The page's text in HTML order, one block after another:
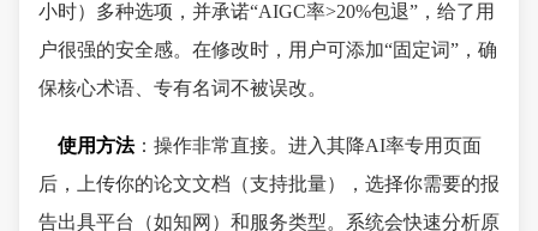
小时）多种选项，并承诺“AIGC率>20%包退”，给了用
户很强的安全感。在修改时，用户可添加“固定词”，确
保核心术语、专有名词不被误改。
使用方法：操作非常直接。进入其降AI率专用页面
后，上传你的论文文档（支持批量），选择你需要的报
告出具平台（如知网）和服务类型。系统会快速分析原